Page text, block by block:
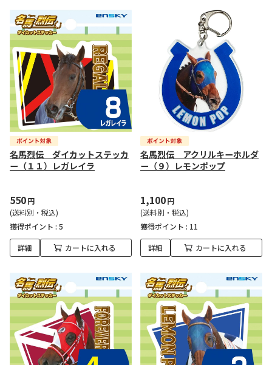
名馬烈伝 ダイカットステッカ
ー（１１）レガレイラ
550円
(送料別・税込)
獲得ポイント : 5
詳細 カートに入れる
名馬烈伝 アクリルキーホルダ
ー（９）レモンポップ
1,100円
(送料別・税込)
獲得ポイント : 11
詳細 カートに入れる